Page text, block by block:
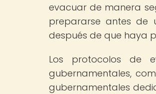
evacuar de manera
prepararse antes de
después de que haya
Los protocolos de
gubernamentales,
gubernamentales